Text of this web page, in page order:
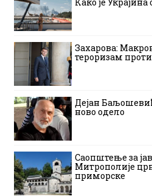
Захарова:
тероризам
Дејан
ново одело
Саопштење за
Митрополије
приморске